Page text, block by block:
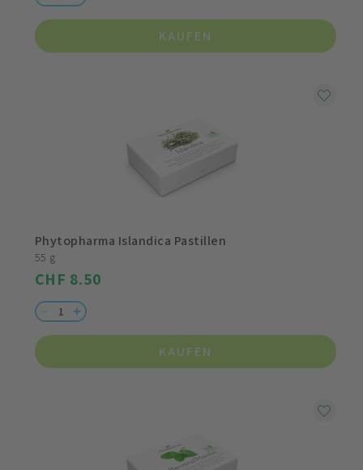
KAUFEN
Phytopharma Islandica Pastillen
55 g
CHF 8.50
KAUFEN